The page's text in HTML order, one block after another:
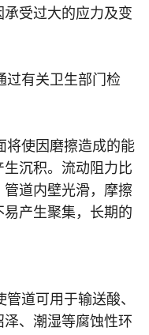
受过大的应力及变
过有关卫生部门检
将使因磨擦造成的能
沉积。流动阻力比
管道内壁光滑，摩擦
产生聚集，长期的
道可用于输送酸、
、潮湿等腐蚀性环